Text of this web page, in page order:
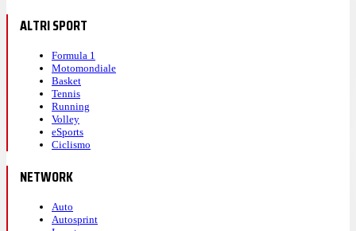
ALTRI SPORT
Formula 1
Motomondiale
Basket
Tennis
Running
Volley
eSports
Ciclismo
NETWORK
Auto
Autosprint